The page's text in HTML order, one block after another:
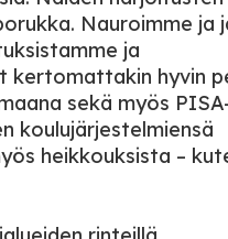
Nauroimme ja
ja
kertomattakin hyvin
sekä myös
koulujärjestelmiensä
heikkouksista –